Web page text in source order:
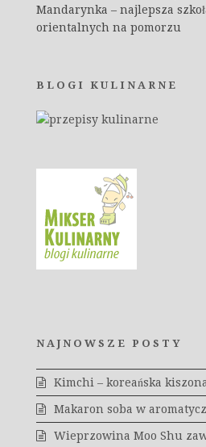
Mandarynka – najlepsza
orientalnych na pomorzu
BLOGI KULINARNE
NAJNOWSZE POSTY
Kimchi – koreańska
Makaron soba w
Wieprzowina Moo Shu